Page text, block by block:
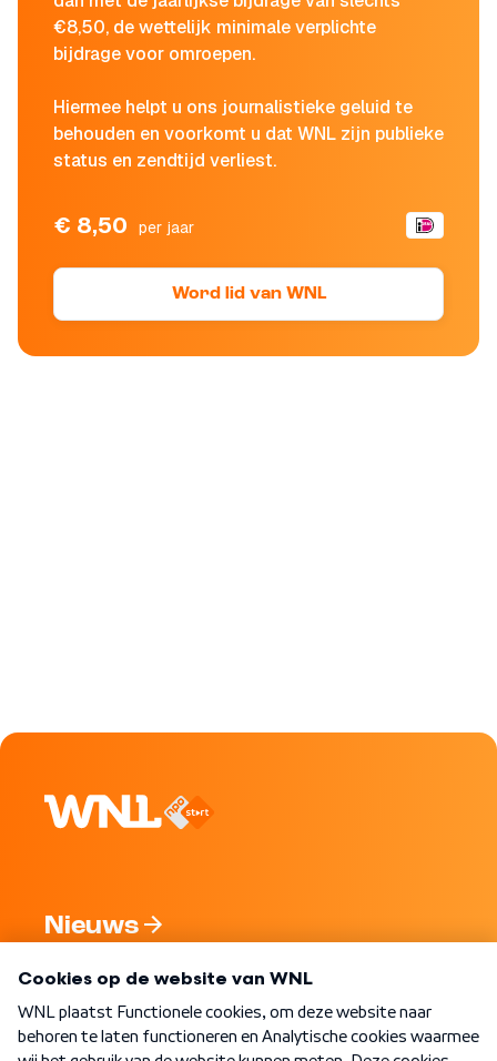
€8,50, de wettelijk minimale verplichte
bijdrage voor omroepen.
Hiermee helpt u ons journalistieke geluid te
behouden en voorkomt u dat WNL zijn publieke
status en zendtijd verliest.
€ 8,50 per jaar
Word lid van WNL
Nieuws
Nieuwsbrief